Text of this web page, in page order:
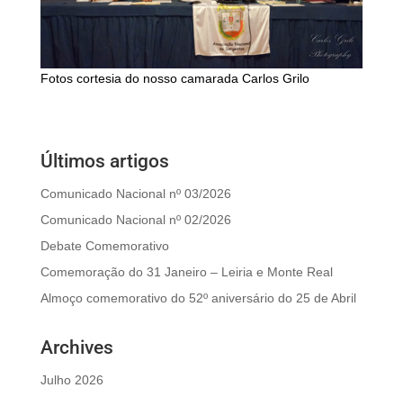
Fotos cortesia do nosso camarada Carlos Grilo
Últimos artigos
Comunicado Nacional nº 03/2026
Comunicado Nacional nº 02/2026
Debate Comemorativo
Comemoração do 31 Janeiro – Leiria e Monte Real
Almoço comemorativo do 52º aniversário do 25 de Abril
Archives
Julho 2026